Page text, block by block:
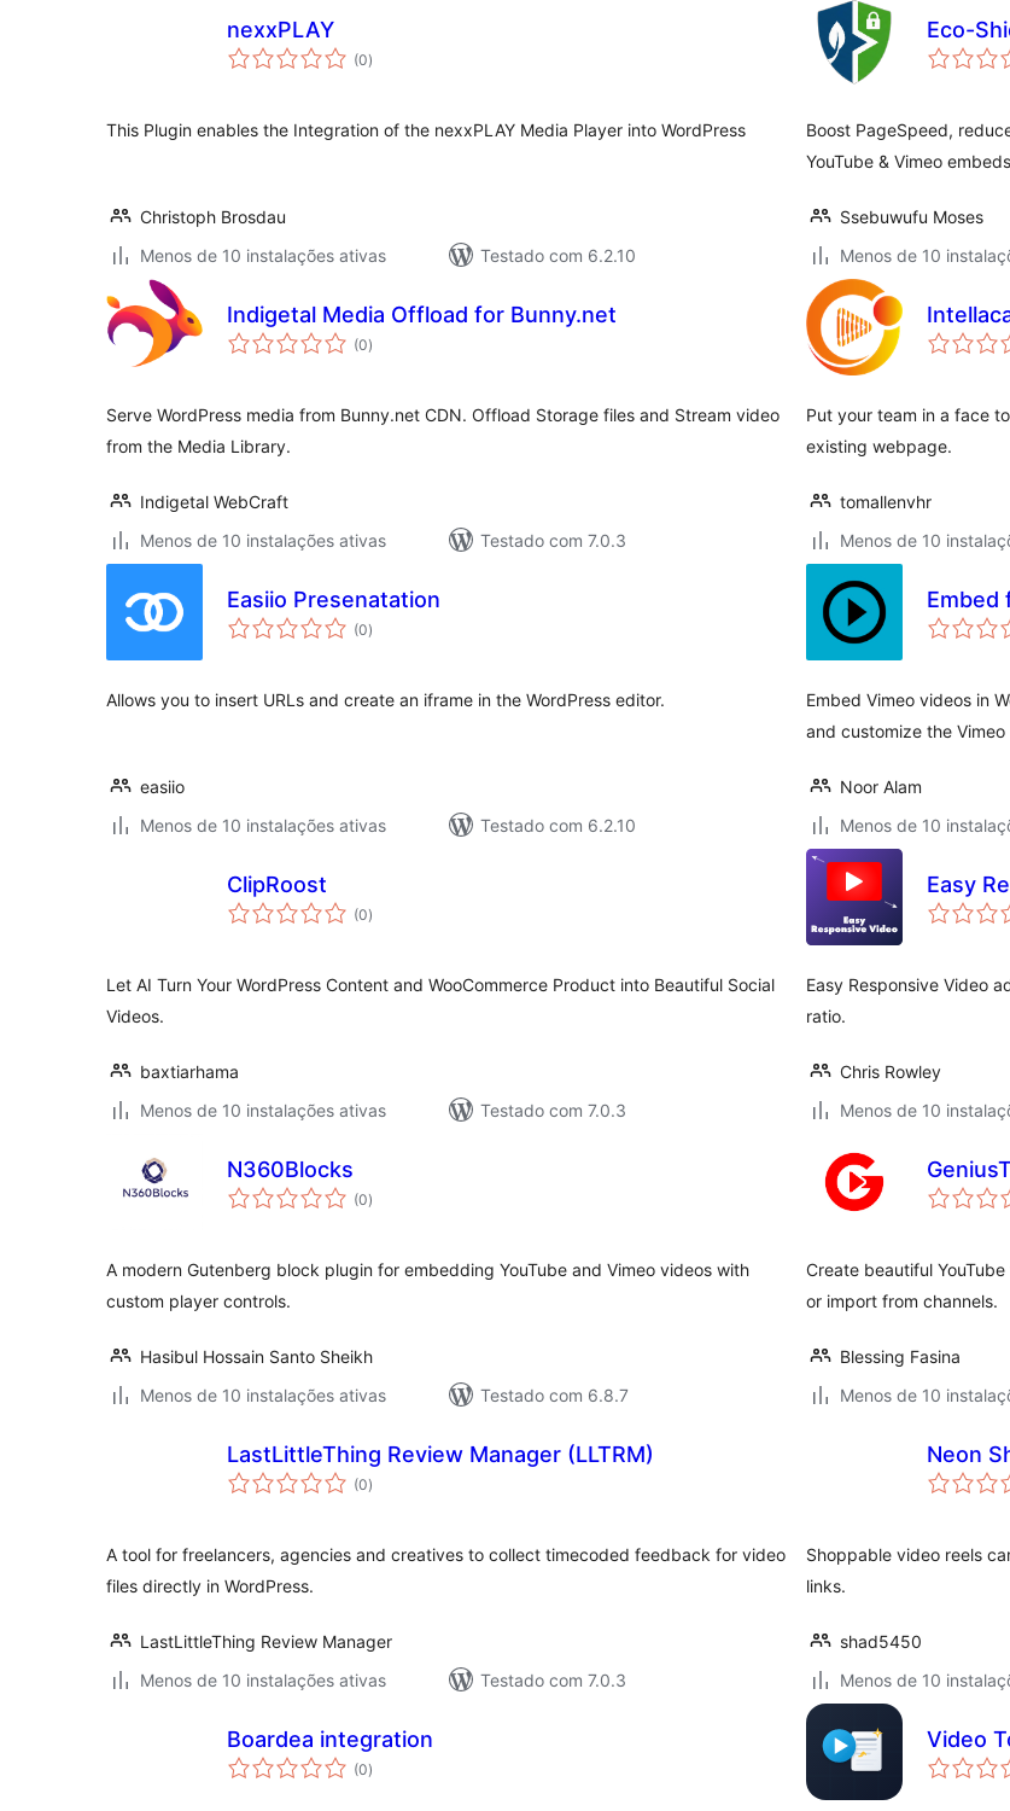
nexxPLAY
(0avaliações
totais
)
This Plugin enables the Integration of the nexxPLAY Media Player into WordPress
Christoph Brosdau
Menos de 10 instalações ativas
Testado com 6.2.10
Eco-
Boost PageSpeed,
YouTube & Vimeo
Ssebuwufu Moses
Menos de 10
Indigetal Media Offload for Bunny.net
(0avaliações
totais
)
Serve WordPress media from Bunny.net CDN. Offload Storage files and Stream video
from the Media Library.
Indigetal WebCraft
Menos de 10 instalações ativas
Testado com 7.0.3
Put your team in a face
existing webpage.
tomallenvhr
Menos de 10
Easiio Presenatation
(0avaliações
totais
)
Allows you to insert URLs and create an iframe in the WordPress editor.
easiio
Menos de 10 instalações ativas
Testado com 6.2.10
Embed
Embed Vimeo videos in
and customize the
Noor Alam
Menos de 10
ClipRoost
(0avaliações
totais
)
Let AI Turn Your WordPress Content and WooCommerce Product into Beautiful Social
Videos.
baxtiarhama
Menos de 10 instalações ativas
Testado com 7.0.3
Easy
Easy Responsive Video
ratio.
Chris Rowley
Menos de 10
N360Blocks
(0avaliações
totais
)
A modern Gutenberg block plugin for embedding YouTube and Vimeo videos with
custom player controls.
Hasibul Hossain Santo Sheikh
Menos de 10 instalações ativas
Testado com 6.8.7
Create beautiful
or import from channels.
Blessing Fasina
Menos de 10
LastLittleThing Review Manager (LLTRM)
(0avaliações
totais
)
A tool for freelancers, agencies and creatives to collect timecoded feedback for video
files directly in WordPress.
LastLittleThing Review Manager
Menos de 10 instalações ativas
Testado com 7.0.3
Neon
Shoppable video reels
links.
shad5450
Menos de 10
Boardea integration
(0avaliações
totais
)
Video